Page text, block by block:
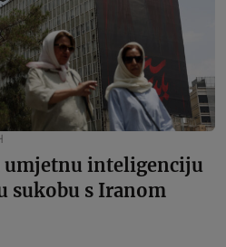
umjetnu inteligenciju
sukobu s Iranom